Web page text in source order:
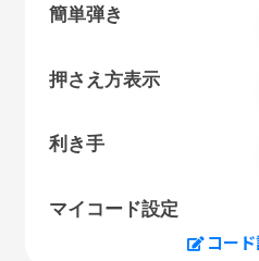
簡単弾き
押さえ方表示
利き手
マイコード設定
コー